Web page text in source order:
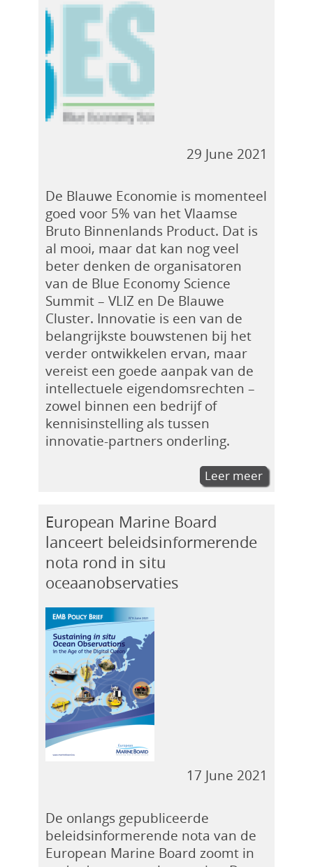
29 June 2021
De Blauwe Economie is momenteel
goed voor 5% van het Vlaamse
Bruto Binnenlands Product. Dat is
al mooi, maar dat kan nog veel
beter denken de organisatoren
van de Blue Economy Science
Summit – VLIZ en De Blauwe
Cluster. Innovatie is een van de
belangrijkste bouwstenen bij het
verder ontwikkelen ervan, maar
vereist een goede aanpak van de
intellectuele eigendomsrechten –
zowel binnen een bedrijf of
kennisinstelling als tussen
innovatie-partners onderling.
Leer meer
European Marine Board
lanceert beleidsinformerende
nota rond in situ
oceaanobservaties
17 June 2021
De onlangs gepubliceerde
beleidsinformerende nota van de
European Marine Board zoomt in